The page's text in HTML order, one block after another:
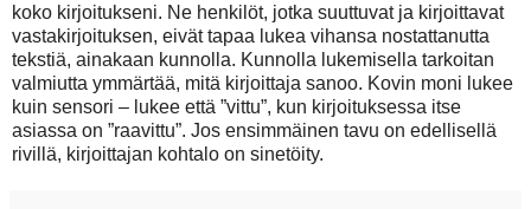
koko kirjoitukseni. Ne henkilöt, jotka suuttuvat ja kirjoittavat
vastakirjoituksen, eivät tapaa lukea vihansa nostattanutta
tekstiä, ainakaan kunnolla. Kunnolla lukemisella tarkoitan
valmiutta ymmärtää, mitä kirjoittaja sanoo. Kovin moni lukee
kuin sensori – lukee että ”vittu”, kun kirjoituksessa itse
asiassa on ”raavittu”. Jos ensimmäinen tavu on edellisellä
rivillä, kirjoittajan kohtalo on sinetöity.